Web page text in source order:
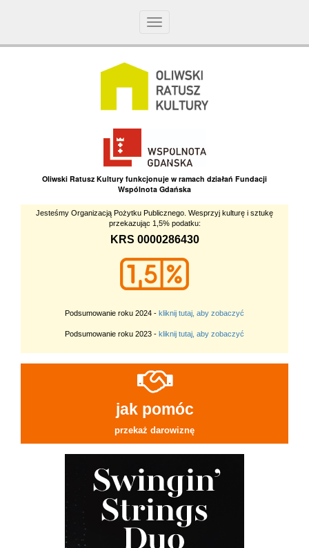
Toggle
Oliwski Ratusz Kultury funkcjonuje w ramach działań Fundacji
Wspólnota Gdańska
Jesteśmy Organizacją Pożytku Publicznego. Wesprzyj kulturę i sztukę
przekazując 1,5% podatku:
KRS 0000286430
Podsumowanie roku 2024 - kliknij tutaj, aby zobaczyć
Podsumowanie roku 2023 - kliknij tutaj, aby zobaczyć
jak pomóc
przekaż darowiznę